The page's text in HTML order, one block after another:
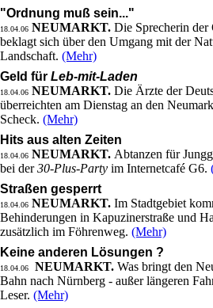
"Ordnung muß sein..."
18.04.06 NEUMARKT. Die Sprecherin der
beklagt sich über den Umgang mit der
Landschaft. (Mehr)
Geld für Leb-mit-Laden
18.04.06 NEUMARKT. Die Ärzte der
überreichten am Dienstag an den
Scheck. (Mehr)
Hits aus alten Zeiten
18.04.06 NEUMARKT. Abtanzen für
bei der30-Plus-Party im Internetcafé G6.
Straßen gesperrt
18.04.06 NEUMARKT. Im Stadtgebiet
Behinderungen in Kapuzinerstraße und
zusätzlich im Föhrenweg. (Mehr)
Keine anderen Lösungen ?
18.04.06 NEUMARKT. Was bringt den
Bahn nach Nürnberg - außer längeren
Leser. (Mehr)